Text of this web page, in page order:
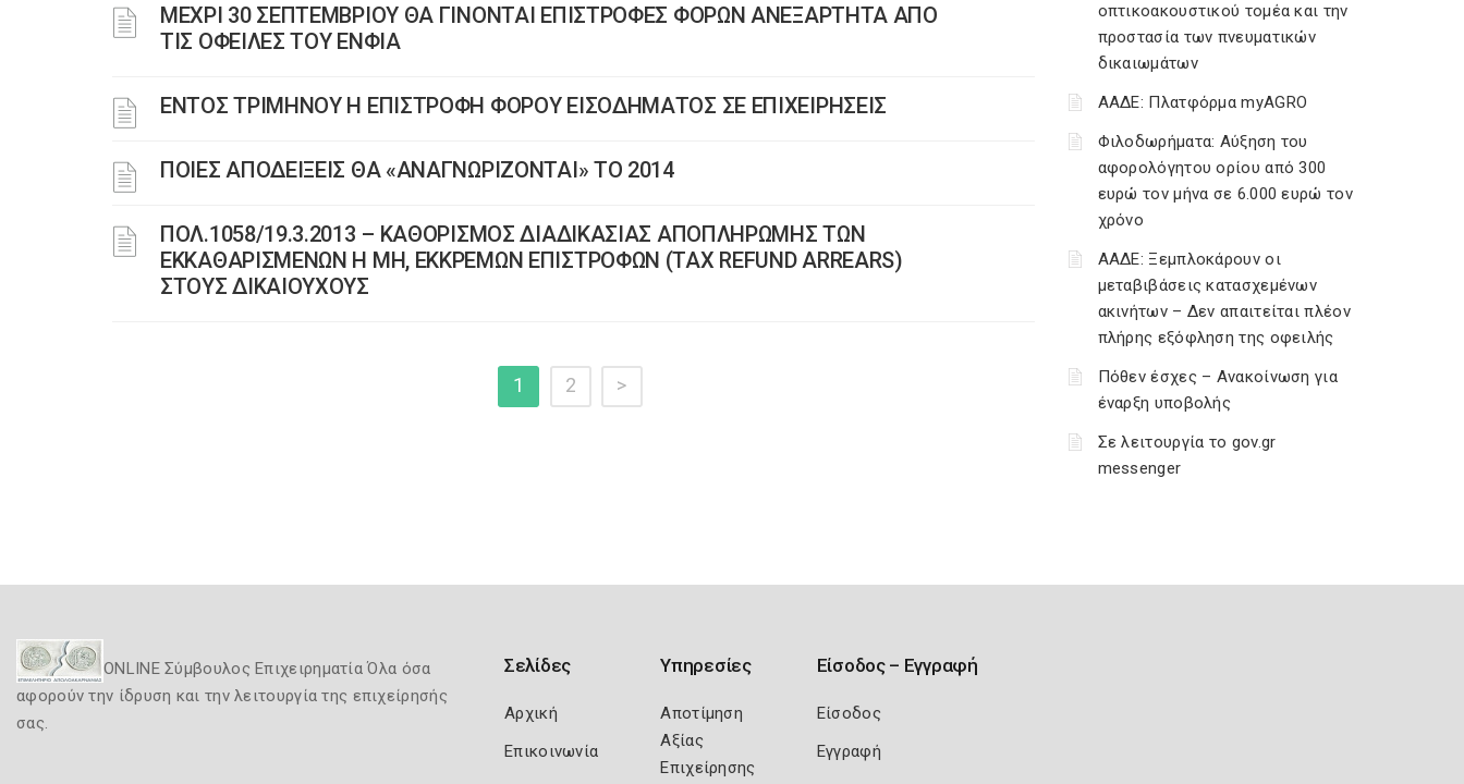
ΜΕΧΡΙ 30 ΣΕΠΤΕΜΒΡΙΟΥ ΘΑ ΓΙΝΟΝΤΑΙ ΕΠΙΣΤΡΟΦΕΣ ΦΟΡΩΝ ΑΝΕΞΑΡΤΗΤΑ ΑΠΟ
ΤΙΣ ΟΦΕΙΛΕΣ ΤΟΥ ΕΝΦΙΑ
ΕΝΤΟΣ ΤΡΙΜΗΝΟΥ Η ΕΠΙΣΤΡΟΦΗ ΦΟΡΟΥ ΕΙΣΟΔΗΜΑΤΟΣ ΣΕ ΕΠΙΧΕΙΡΗΣΕΙΣ
ΠΟΙΕΣ ΑΠΟΔΕΙΞΕΙΣ ΘΑ «ΑΝΑΓΝΩΡΙΖΟΝΤΑΙ» ΤΟ 2014
ΠΟΛ.1058/19.3.2013 – ΚΑΘΟΡΙΣΜΟΣ ΔΙΑΔΙΚΑΣΙΑΣ ΑΠΟΠΛΗΡΩΜΗΣ ΤΩΝ
ΕΚΚΑΘΑΡΙΣΜΕΝΩΝ Η ΜΗ, ΕΚΚΡΕΜΩΝ ΕΠΙΣΤΡΟΦΩΝ (TAX REFUND ARREARS)
ΣΤΟΥΣ ΔΙΚΑΙΟΥΧΟΥΣ
1 2 >
οπτικοακουστικού τομέα και την
προστασία των πνευματικών
δικαιωμάτων
ΑΑΔΕ: Πλατφόρμα myAGRO
Φιλοδωρήματα: Αύξηση του
αφορολόγητου ορίου από 300
ευρώ τον μήνα σε 6.000 ευρώ τον
χρόνο
ΑΑΔΕ: Ξεμπλοκάρουν οι
μεταβιβάσεις κατασχεμένων
ακινήτων – Δεν απαιτείται πλέον
πλήρης εξόφληση της οφειλής
Πόθεν έσχες – Ανακοίνωση για
έναρξη υποβολής
Σε λειτουργία το gov.gr
messenger
ONLINE Σύμβουλος Επιχειρηματία Όλα όσα
αφορούν την ίδρυση και την λειτουργία της επιχείρησής
σας.
Σελίδες
Αρχική
Επικοινωνία
Υπηρεσίες
Αποτίμηση
Αξίας
Επιχείρησης
Είσοδος – Εγγραφή
Είσοδος
Εγγραφή